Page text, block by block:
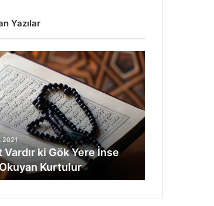
Yazılar
2021
Vardır ki Gök Yere İnse
Kurtulur